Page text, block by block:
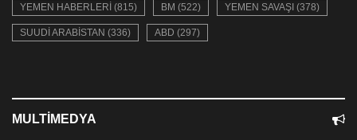
YEMEN HABERLERI (815) BM (522) YEMEN SAVAŞI (378)
SUUDI ARABISTAN (336) ABD (297)
MULTIMEDYA